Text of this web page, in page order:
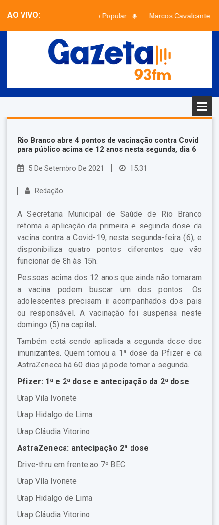
AO VIVO: Paradão Popular
Marcos Cavalcante
Rio Branco abre 4 pontos de vacinação contra Covid
para público acima de 12 anos nesta segunda, dia 6
5 De Setembro De 2021 15:31
Redação
A Secretaria Municipal de Saúde de Rio Branco
retoma a aplicação da primeira e segunda dose da
vacina contra a Covid-19, nesta segunda-feira (6), e
disponibiliza quatro pontos diferentes que vão
funcionar de 8h às 15h.
Pessoas acima dos 12 anos que ainda não tomaram
a vacina podem buscar um dos pontos. Os
adolescentes precisam ir acompanhados dos pais
ou responsável. A vacinação foi suspensa neste
domingo (5) na capital.
Também está sendo aplicada a segunda dose dos
imunizantes. Quem tomou a 1ª dose da Pfizer e da
AstraZeneca há 60 dias já pode tomar a segunda.
Pfizer: 1ª e 2ª dose e antecipação da 2ª dose
Urap Vila Ivonete
Urap Hidalgo de Lima
Urap Cláudia Vitorino
AstraZeneca: antecipação 2ª dose
Drive-thru em frente ao 7º BEC
Urap Vila Ivonete
Urap Hidalgo de Lima
Urap Cláudia Vitorino